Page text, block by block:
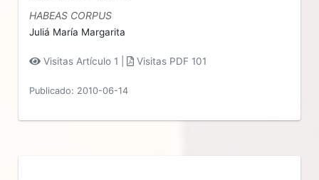
HABEAS CORPUS
Juliá María Margarita
Visitas Artículo 1 | Visitas PDF 101
Publicado: 2010-06-14